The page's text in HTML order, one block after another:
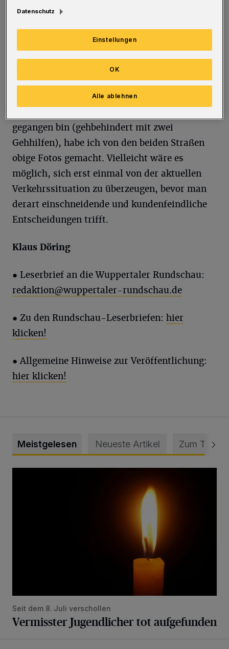
Fahrt an der Haltestelle Marienstraße beendet.
der Fahrer, dass dies eine Anweisung der
Leitstelle sei, weil Schusterstraße und
Hombüchel wegen des starken Schneefalls
nicht befahrbar wären.
gegangen bin (gehbehindert mit zwei
Gehhilfen), habe ich von den beiden Straßen
obige Fotos gemacht. Vielleicht wäre es
möglich, sich erst einmal von der aktuellen
Verkehrssituation zu überzeugen, bevor man
derart einschneidende und kundenfeindliche
Entscheidungen trifft.
Klaus Döring
● Leserbrief an die Wuppertaler Rundschau:
redaktion@wuppertaler-rundschau.de
● Zu den Rundschau-Leserbriefen: hier
klicken!
● Allgemeine Hinweise zur Veröffentlichung:
hier klicken!
Meistgelesen Neueste Artikel Zum Thema
Seit dem 8. Juli verschollen
Vermisster Jugendlicher tot aufgefunden
Datenschutz
Einstellungen
Alle ablehnen
OK